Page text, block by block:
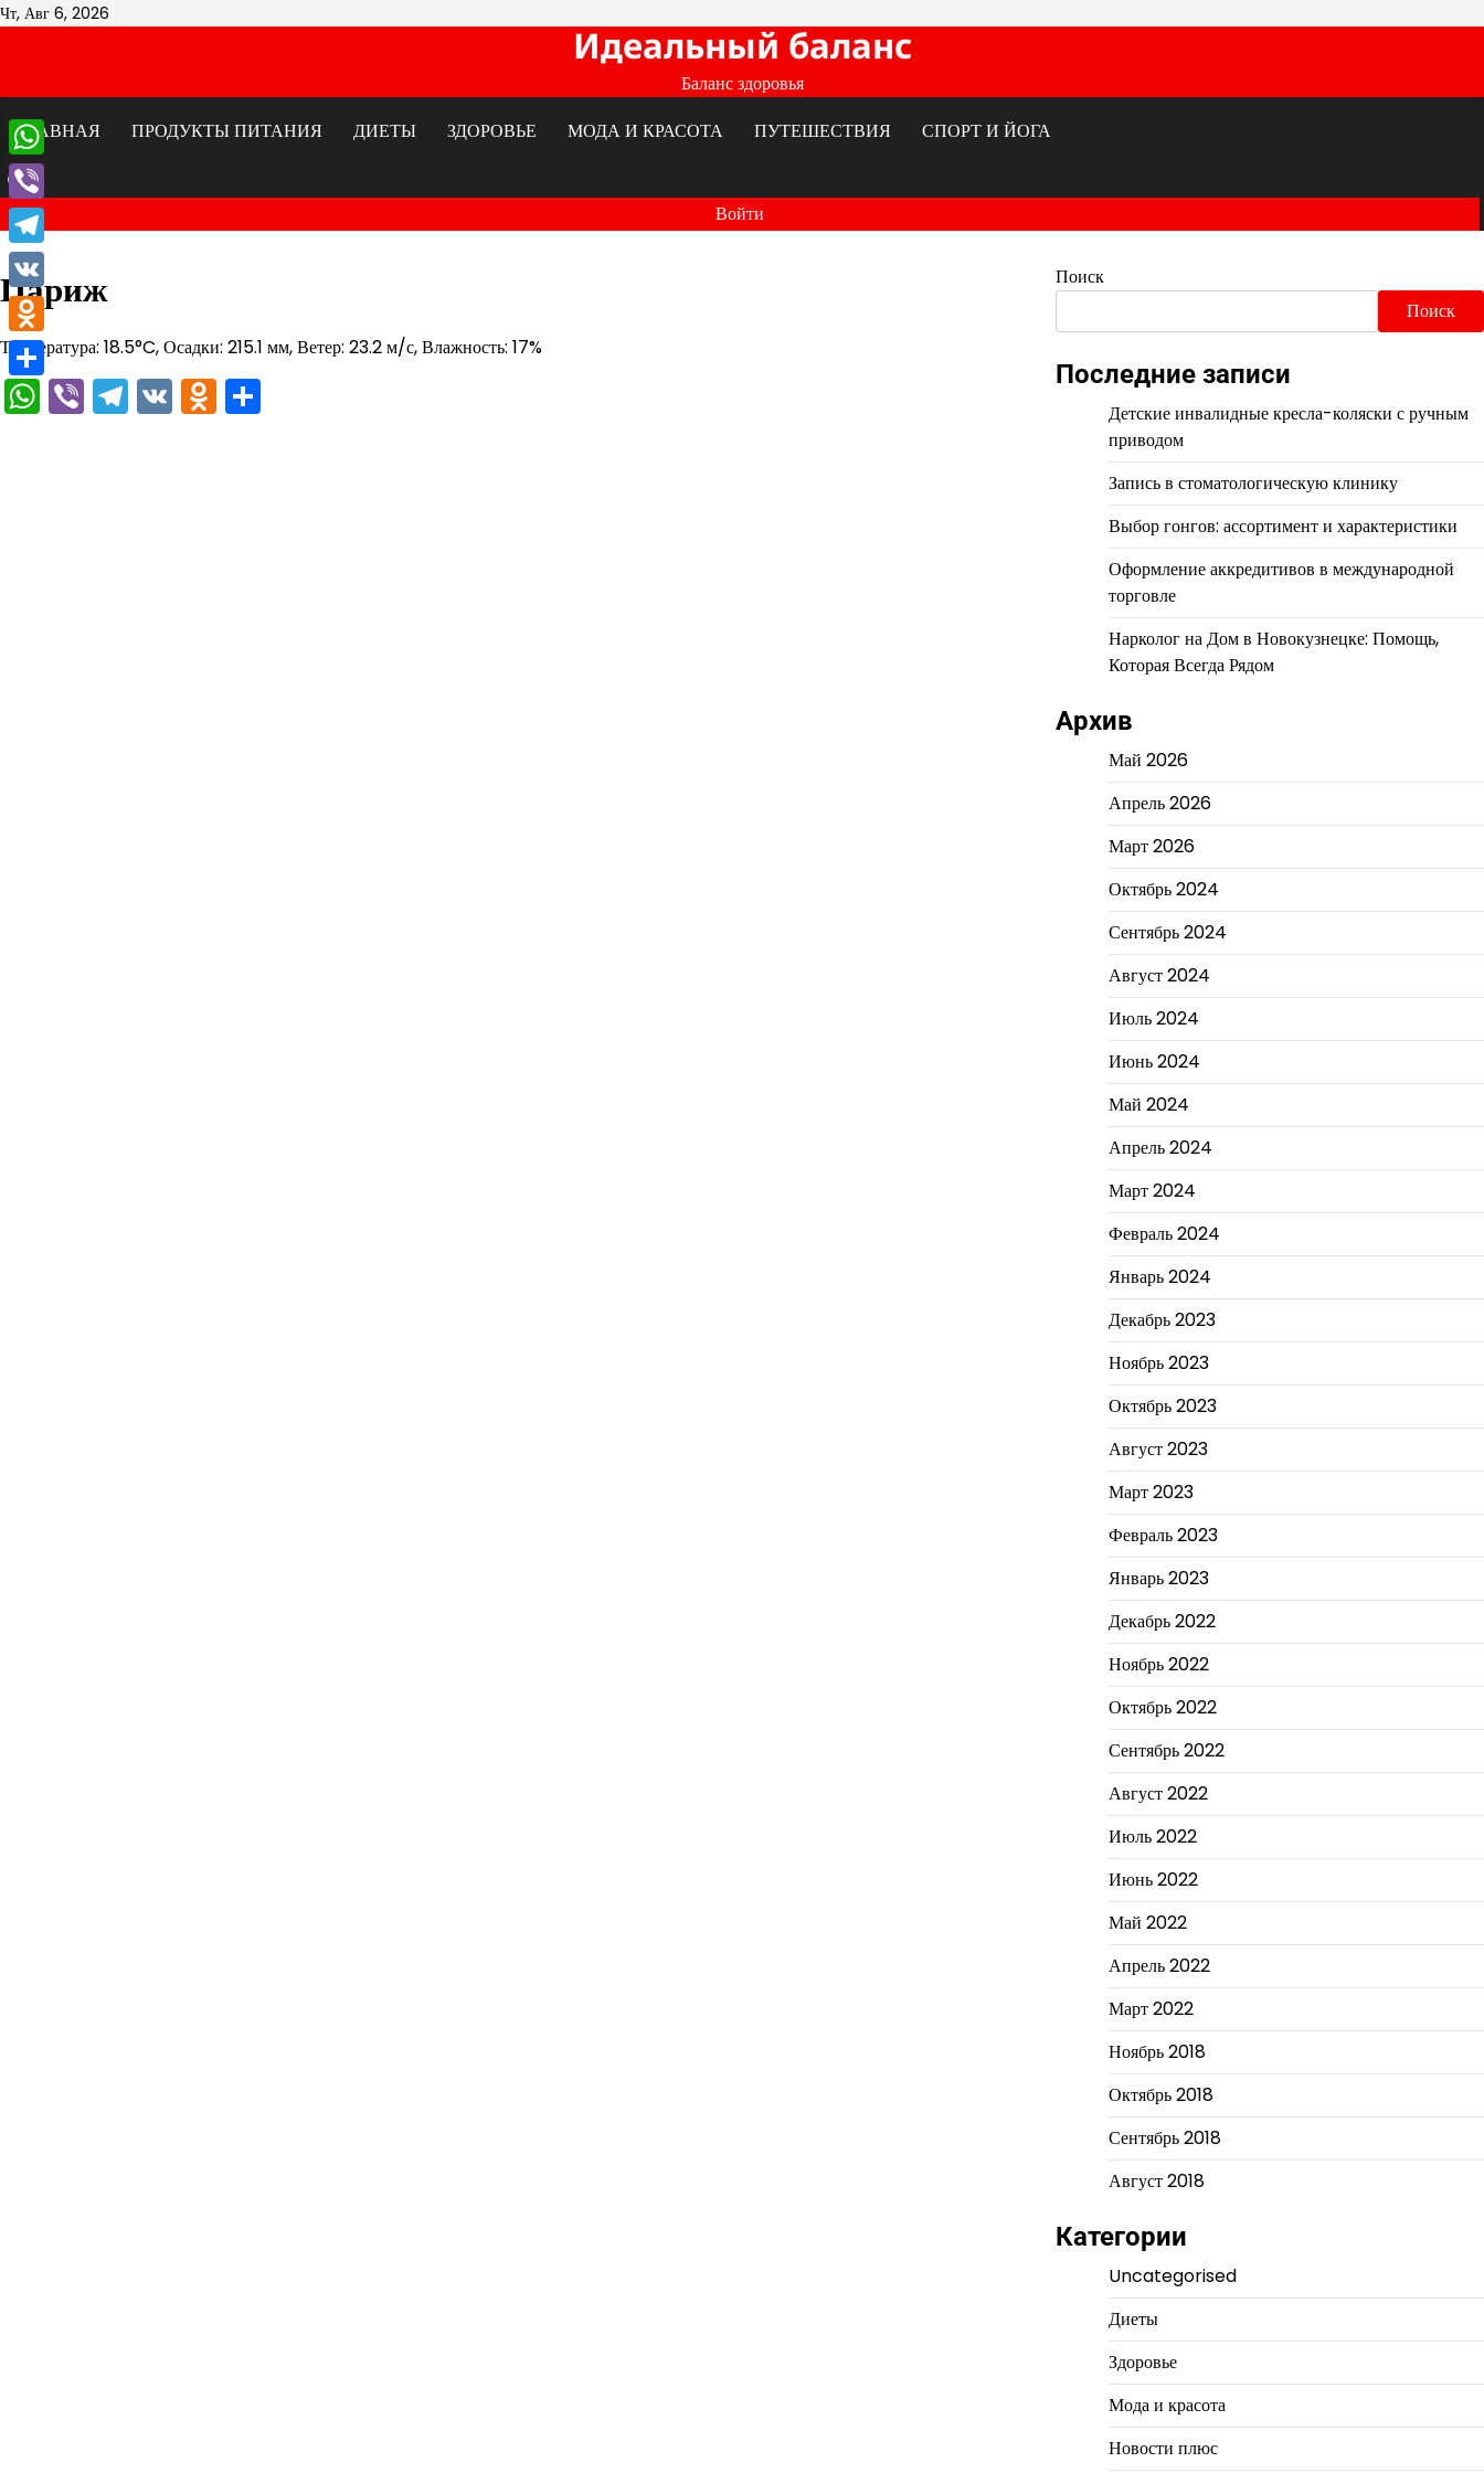
Перейти
Чт, Авг 6, 2026
Идеальный баланс
Баланс здоровья
ГЛАВНАЯ
ПРОДУКТЫ ПИТАНИЯ ДИЕТЫ ЗДОРОВЬЕ МОДА И КРАСОТА ПУТЕШЕСТВИЯ СПОРТ И ЙОГА
Войти
Париж
Температура: 18.5°C, Осадки: 215.1 мм, Ветер: 23.2 м/с, Влажность: 17%
WhatsApp
ViberTelegram
VKOdnoklassniki
Поиск
Поиск
Последние записи
Детские инвалидные кресла-коляски с ручным
приводом
Запись в стоматологическую клинику
Выбор гонгов: ассортимент и характеристики
Оформление аккредитивов в международной
торговле
Нарколог на Дом в Новокузнецке: Помощь,
Которая Всегда Рядом
Архив
Май 2026
Апрель 2026
Март 2026
Октябрь 2024
Сентябрь 2024
Август 2024
Июль 2024
Июнь 2024
Май 2024
Апрель 2024
Март 2024
Февраль 2024
Январь 2024
Декабрь 2023
Ноябрь 2023
Октябрь 2023
Август 2023
Март 2023
Февраль 2023
Январь 2023
Декабрь 2022
Ноябрь 2022
Октябрь 2022
Сентябрь 2022
Август 2022
Июль 2022
Июнь 2022
Май 2022
Апрель 2022
Март 2022
Ноябрь 2018
Октябрь 2018
Сентябрь 2018
Август 2018
Категории
Uncategorised
Диеты
Здоровье
Мода и красота
Новости плюс
WhatsApp
Viber
Telegram
VK
Odnoklassniki
Отправить